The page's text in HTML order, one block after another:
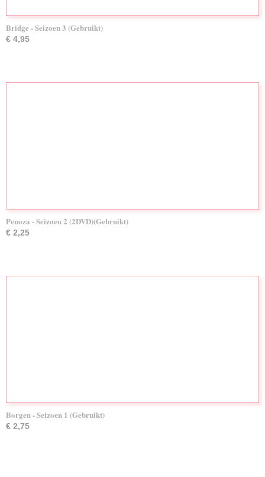
Bridge - Seizoen 3 (Gebruikt)
€ 4,95
Penoza - Seizoen 2 (2DVD)(Gebruikt)
€ 2,25
Borgen - Seizoen 1 (Gebruikt)
€ 2,75